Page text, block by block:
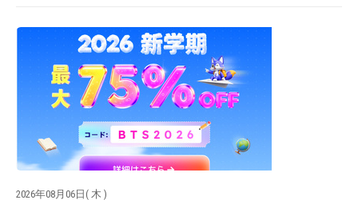
2026年08月06日( 木 )